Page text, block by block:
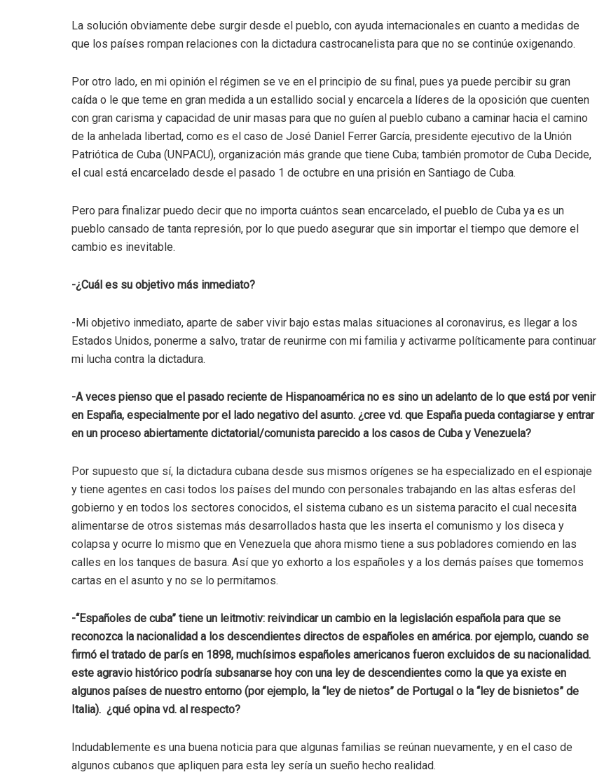
La solución obviamente debe surgir desde el pueblo, con ayuda internacionales en cuanto a medidas de
que los países rompan relaciones con la dictadura castrocanelista para que no se continúe oxigenando.
Por otro lado, en mi opinión el régimen se ve en el principio de su final, pues ya puede percibir su gran
caída o le que teme en gran medida a un estallido social y encarcela a líderes de la oposición que cuenten
con gran carisma y capacidad de unir masas para que no guíen al pueblo cubano a caminar hacia el camino
de la anhelada libertad, como es el caso de José Daniel Ferrer García, presidente ejecutivo de la Unión
Patriótica de Cuba (UNPACU), organización más grande que tiene Cuba; también promotor de Cuba Decide,
el cual está encarcelado desde el pasado 1 de octubre en una prisión en Santiago de Cuba.
Pero para finalizar puedo decir que no importa cuántos sean encarcelado, el pueblo de Cuba ya es un
pueblo cansado de tanta represión, por lo que puedo asegurar que sin importar el tiempo que demore el
cambio es inevitable.
-¿Cuál es su objetivo más inmediato?
-Mi objetivo inmediato, aparte de saber vivir bajo estas malas situaciones al coronavirus, es llegar a los
Estados Unidos, ponerme a salvo, tratar de reunirme con mi familia y activarme políticamente para continuar
mi lucha contra la dictadura.
-A veces pienso que el pasado reciente de Hispanoamérica no es sino un adelanto de lo que está por venir
en España, especialmente por el lado negativo del asunto. ¿cree vd. que España pueda contagiarse y entrar
en un proceso abiertamente dictatorial/comunista parecido a los casos de Cuba y Venezuela?
Por supuesto que sí, la dictadura cubana desde sus mismos orígenes se ha especializado en el espionaje
y tiene agentes en casi todos los países del mundo con personales trabajando en las altas esferas del
gobierno y en todos los sectores conocidos, el sistema cubano es un sistema paracito el cual necesita
alimentarse de otros sistemas más desarrollados hasta que les inserta el comunismo y los diseca y
colapsa y ocurre lo mismo que en Venezuela que ahora mismo tiene a sus pobladores comiendo en las
calles en los tanques de basura. Así que yo exhorto a los españoles y a los demás países que tomemos
cartas en el asunto y no se lo permitamos.
-“Españoles de cuba” tiene un leitmotiv: reivindicar un cambio en la legislación española para que se
reconozca la nacionalidad a los descendientes directos de españoles en américa. por ejemplo, cuando se
firmó el tratado de parís en 1898, muchísimos españoles americanos fueron excluidos de su nacionalidad.
este agravio histórico podría subsanarse hoy con una ley de descendientes como la que ya existe en
algunos países de nuestro entorno (por ejemplo, la “ley de nietos” de Portugal o la “ley de bisnietos” de
Italia). ¿qué opina vd. al respecto?
Indudablemente es una buena noticia para que algunas familias se reúnan nuevamente, y en el caso de
algunos cubanos que apliquen para esta ley sería un sueño hecho realidad.